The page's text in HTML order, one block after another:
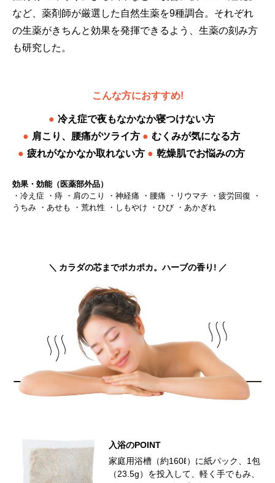
など、薬剤師が厳選した自然生薬を9種調合。それぞれ
の生薬がきちんと効果を発揮できるよう、生薬の刻み方
も研究した。
こんな方におすすめ!
冷え症で夜もなかなか寝つけない方
肩こり、腰痛がツライ方
むくみが気になる方
疲れがなかなか取れない方
乾燥肌でお悩みの方
効果・効能（医薬部外品）
・冷え症 ・痔 ・肩のこり ・神経痛 ・腰痛 ・リウマチ ・疲労回復 ・
うちみ ・あせも ・荒れ性 ・しもやけ ・ひび ・あかぎれ
カラダの芯までポカポカ。ハーブの香り!
入浴のPOINT
家庭用浴槽（約160ℓ）に紙パック、1包
（23.5g）を投入して、軽く手でもみ、